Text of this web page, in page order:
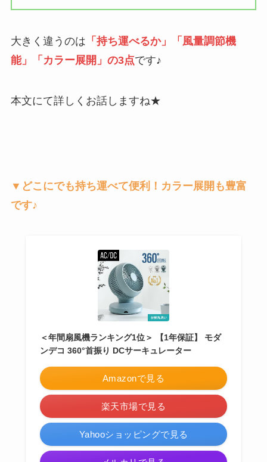
大きく違うのは 「持ち運べるか」「風量調節機
能」「カラー展開」の3点です♪
本文にて詳しくお話しますね★
▼どこにでも持ち運べて便利！カラー展開も豊富
です♪
＜年間扇風機ランキング1位＞ 【1年保証】 モダ
ンデコ 360°首振り DCサーキュレーター
Amazonで見る
楽天市場で見る
Yahooショッピングで見る